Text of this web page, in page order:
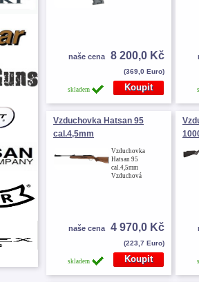
naše cena 8 200,0 Kč
(369,0 Euro)
skladem
Vzduchovka Hatsan 95
cal.4,5mm
Vzduchovka
Hatsan 95
cal.4,5mm
Vzduchová
naše cena 4 970,0 Kč
(223,7 Euro)
skladem